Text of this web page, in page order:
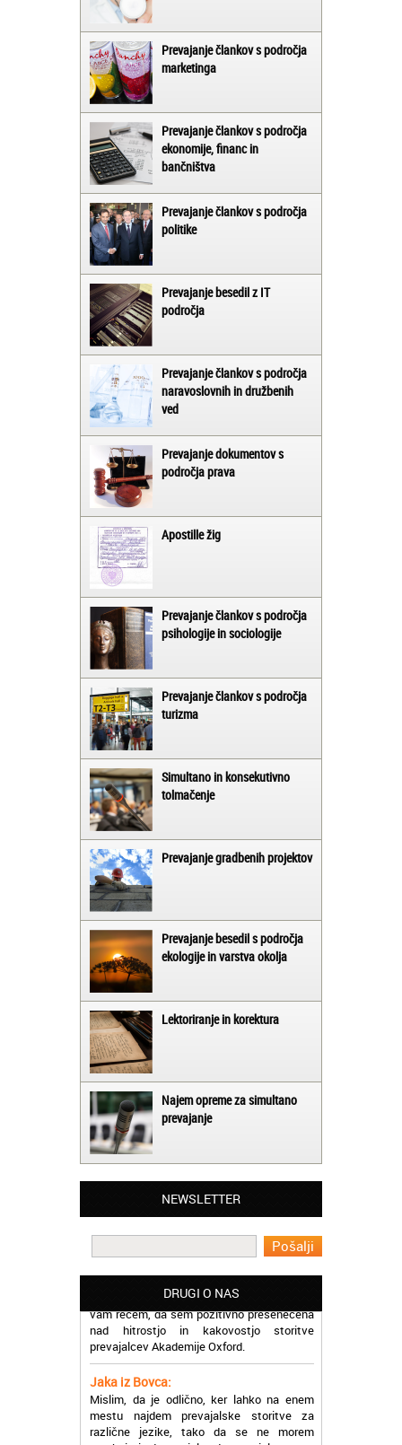
Prevajanje člankov s področja
marketinga
Prevajanje člankov s področja
ekonomije, financ in
bančništva
Prevajanje člankov s področja
politike
Prevajanje besedil z IT
področja
Prevajanje člankov s področja
naravoslovnih in družbenih
ved
Prevajanje dokumentov s
področja prava
Apostille žig
Prevajanje člankov s področja
psihologije in sociologije
Prevajanje člankov s področja
turizma
Simultano in konsekutivno
tolmačenje
Prevajanje gradbenih projektov
Prevajanje besedil s področja
ekologije in varstva okolja
Lektoriranje in korektura
Najem opreme za simultano
prevajanje
NEWSLETTER
DRUGI O NAS
Matjaž iz Ajdovščine:
Lahko pohvalim vse zaposlene v Akademiji
Martina iz Bleda:
Potrebovala sem prevajanje iz
madžarskega v slovenski jezik in lahko
vam rečem, da sem pozitivno presenečena
prevajalcev Akademije Oxford.
Jaka iz Bovca:
Mislim, da je odlično, ker lahko na enem
mestu najdem prevajalske storitve za
različne jezike, tako da se ne morem
sprehajati od prevajalca do prevajalca.